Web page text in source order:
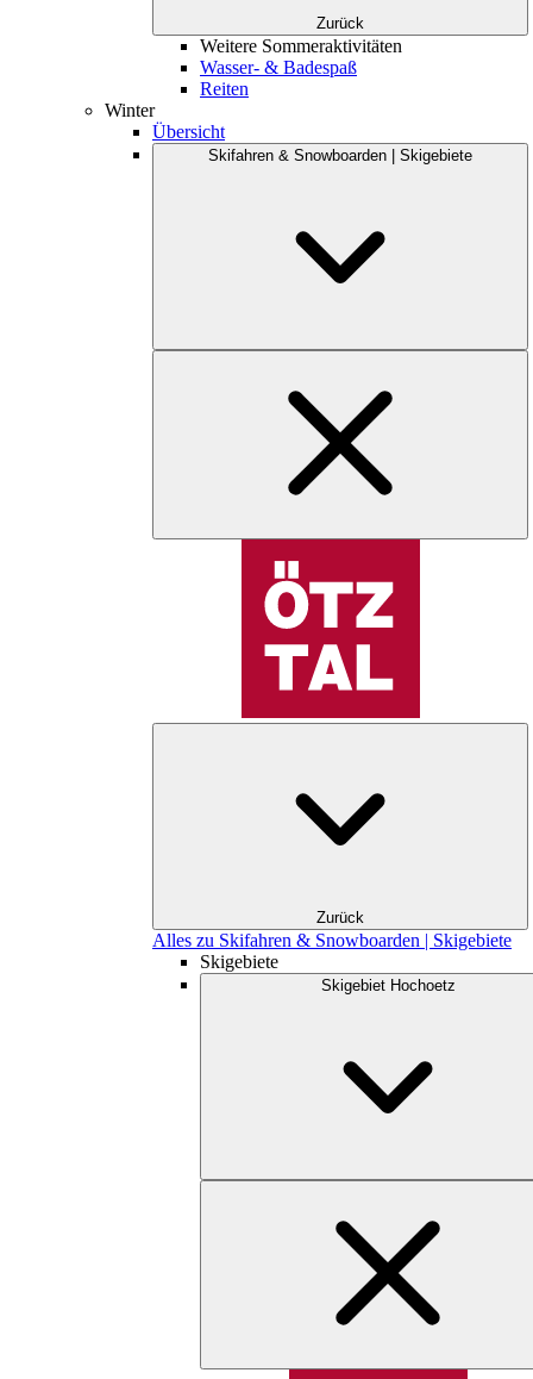
Zurück
Weitere Sommeraktivitäten
Wasser- & Badespaß
Reiten
Winter
Übersicht
Skifahren & Snowboarden | Skigebiete
Zurück
Alles zu Skifahren & Snowboarden | Skigebiete
Skigebiete
Skigebiet Hochoetz